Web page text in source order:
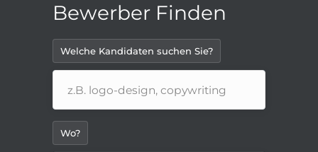
Bewerber Finden
Welche Kandidaten suchen Sie?
Wo?